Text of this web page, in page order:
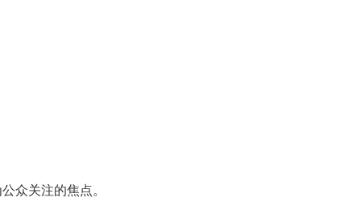
众关注的焦点。